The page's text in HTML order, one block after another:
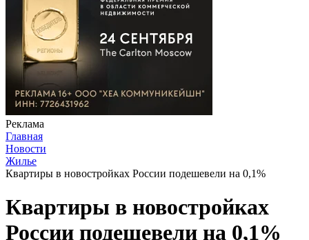
Реклама
Главная
Новости
Жилье
Квартиры в новостройках России подешевели на 0,1%
Квартиры в новостройках
России подешевели на 0,1%